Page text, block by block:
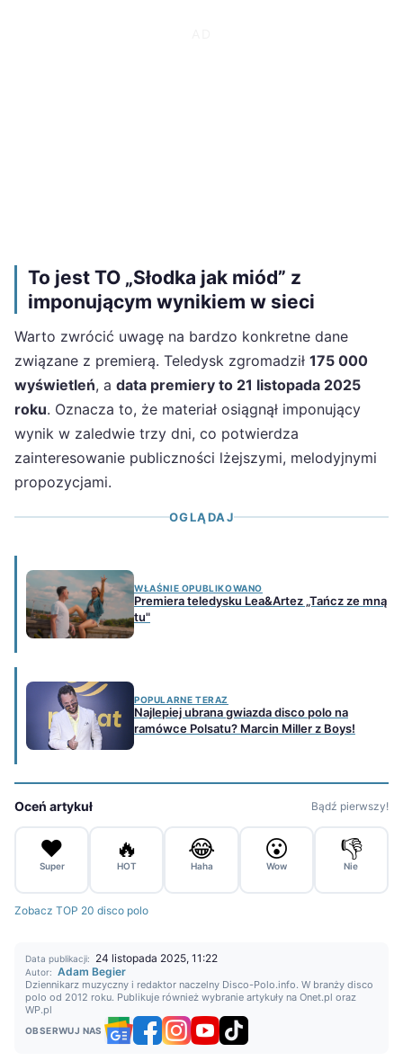
To jest TO „Słodka jak miód” z
imponującym wynikiem w sieci
Warto zwrócić uwagę na bardzo konkretne dane
związane z premierą. Teledysk zgromadził 175 000
wyświetleń, a data premiery to 21 listopada 2025
roku. Oznacza to, że materiał osiągnął imponujący
wynik w zaledwie trzy dni, co potwierdza
zainteresowanie publiczności lżejszymi, melodyjnymi
propozycjami.
OGLĄDAJ
WŁAŚNIE OPUBLIKOWANO
Premiera teledysku Lea&Artez „Tańcz ze mną
tu"
POPULARNE TERAZ
Najlepiej ubrana gwiazda disco polo na
ramówce Polsatu? Marcin Miller z Boys!
Oceń artykuł Bądź pierwszy!
❤️
Super
🔥
HOT
😂
Haha
😮
Wow
👎
Nie
Zobacz TOP 20 disco polo
Data publikacji: 24 listopada 2025, 11:22
Autor: Adam Begier
Dziennikarz muzyczny i redaktor naczelny Disco-Polo.info. W branży disco
polo od 2012 roku. Publikuje również wybranie artykuły na Onet.pl oraz
WP.pl
OBSERWUJ NAS